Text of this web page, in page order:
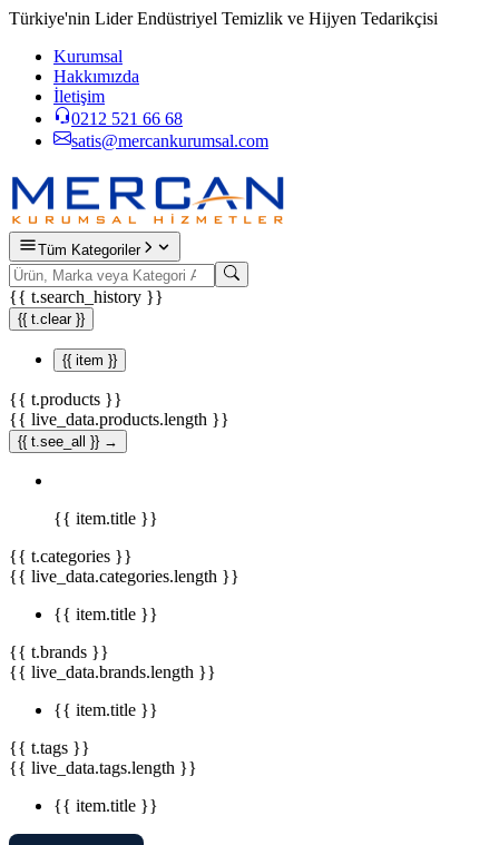
Türkiye'nin Lider Endüstriyel Temizlik ve Hijyen Tedarikçisi
Kurumsal
Hakkımızda
İletişim
0212 521 66 68
satis@mercankurumsal.com
Tüm Kategoriler
{{ t.search_history }}
{{ t.clear }}
{{ item }}
{{ t.products }}
{{ live_data.products.length }}
{{ t.see_all }} →
{{ item.title }}
{{ t.categories }}
{{ live_data.categories.length }}
{{ item.title }}
{{ t.brands }}
{{ live_data.brands.length }}
{{ item.title }}
{{ t.tags }}
{{ live_data.tags.length }}
{{ item.title }}